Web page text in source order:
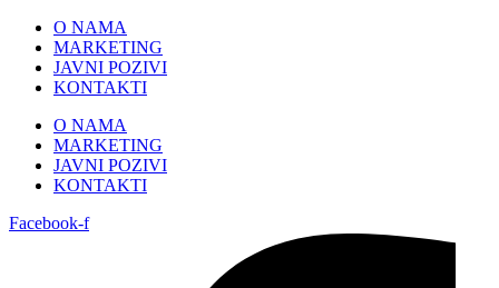
Skip
content
O NAMA
MARKETING
JAVNI POZIVI
KONTAKTI
O NAMA
MARKETING
JAVNI POZIVI
KONTAKTI
Facebook-f